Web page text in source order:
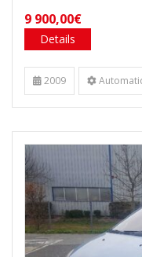
9 900,00€
Details
2009